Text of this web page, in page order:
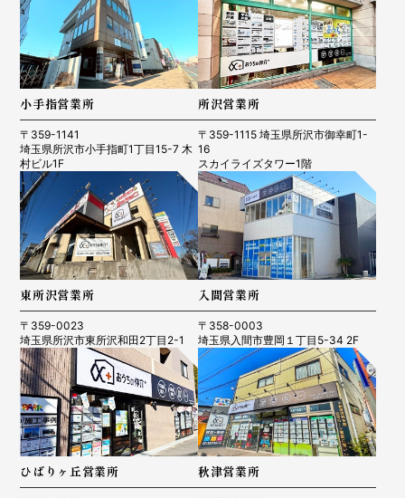
小手指営業所
〒359-1141
埼玉県所沢市小手指町1丁目15-7 木
村ビル1F
所沢営業所
〒359-1115 埼玉県所沢市御幸町1-
16
スカイライズタワー1階
東所沢営業所
〒359-0023
埼玉県所沢市東所沢和田2丁目2-1
入間営業所
〒358-0003
埼玉県入間市豊岡１丁目5-34 2F
ひばりヶ丘営業所 秋津営業所